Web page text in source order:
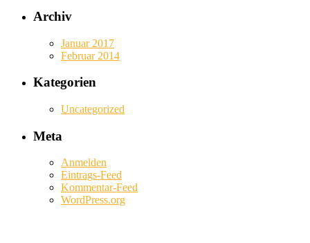
Archiv
Januar 2017
Februar 2014
Kategorien
Uncategorized
Meta
Anmelden
Eintrags-Feed
Kommentar-Feed
WordPress.org